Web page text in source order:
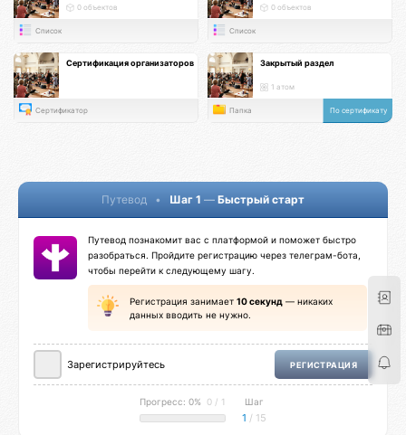
0 объектов
Список
0 объектов
Список
Сертификация организаторов
Сертификатор
Закрытый раздел
1 атом
Папка По сертификату
Путевод • Шаг 1 — Быстрый старт
Путевод познакомит вас с платформой и поможет быстро
разобраться. Пройдите регистрацию через телеграм-бота,
чтобы перейти к следующему шагу.
Регистрация занимает 10 секунд — никаких
данных вводить не нужно.
Зарегистрируйтесь РЕГИСТРАЦИЯ
Прогресс: 0% 0 / 1 Шаг
1 / 15